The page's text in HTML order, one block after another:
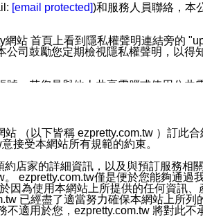
[email protected])和服務人員聯絡，本
站 首頁上看到隱私權聲明連結旁的
司鼓勵您定期檢視隱私權聲明，以得
。若您是與他人共享電腦或使用公共
能依照該資料或電子郵件所指示之方
條件者，將可收到通知型訊息。
（以下皆稱 ezpretty.com.tw ）訂此
接受本網站所有規範的約束。
店家的詳細資訊，以及與預訂服務相
ezpretty.com.tw僅是便於您能夠通過
因為使用本網站上所提供的任何資訊
已經盡了適當努力確保本網站上所列
適用於您，ezpretty.com.tw 將對此不